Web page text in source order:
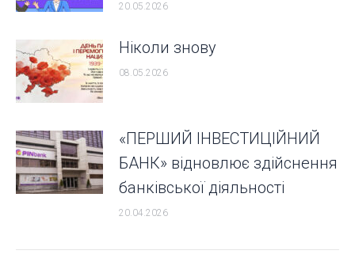
20.05.2026
Ніколи знову
08.05.2026
«ПЕРШИЙ ІНВЕСТИЦІЙНИЙ
БАНК» відновлює здійснення
банківської діяльності
20.04.2026